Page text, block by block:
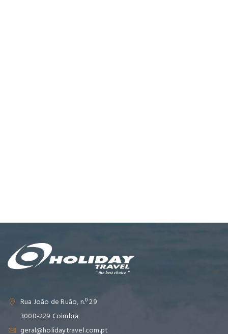
Rua João de Ruão, n.º 29
3000-229 Coimbra
geral@holidaytravel.com.pt